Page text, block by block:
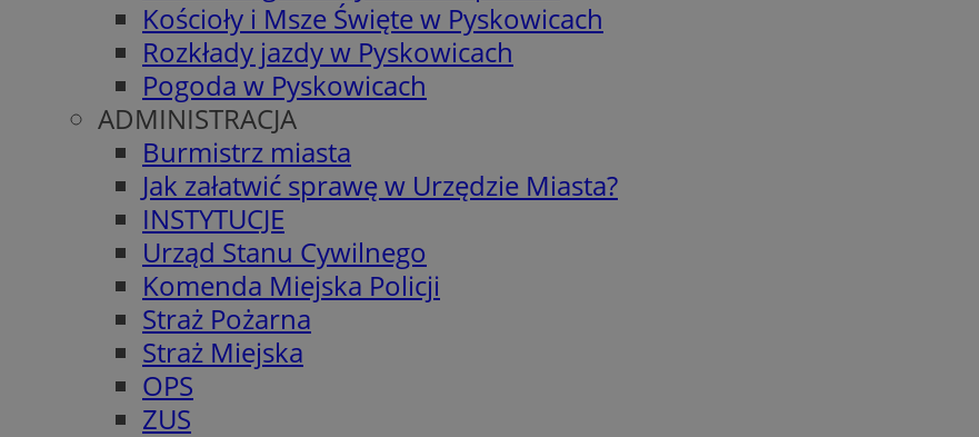
Kościoły i Msze Święte w Pyskowicach
Rozkłady jazdy w Pyskowicach
Pogoda w Pyskowicach
ADMINISTRACJA
Burmistrz miasta
Jak załatwić sprawę w Urzędzie Miasta?
INSTYTUCJE
Urząd Stanu Cywilnego
Komenda Miejska Policji
Straż Pożarna
Straż Miejska
OPS
ZUS